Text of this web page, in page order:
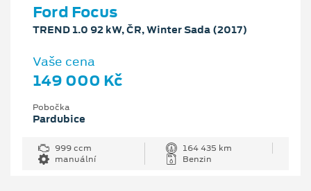
Ford Focus
TREND 1.0 92 kW, ČR, Winter Sada (2017)
Vaše cena
149 000 Kč
Pobočka
Pardubice
999 ccm
164 435 km
manuální
Benzin